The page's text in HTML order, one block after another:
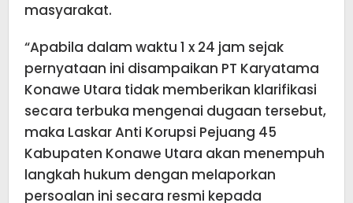
masyarakat.
“Apabila dalam waktu 1 x 24 jam sejak
pernyataan ini disampaikan PT Karyatama
Konawe Utara tidak memberikan klarifikasi
secara terbuka mengenai dugaan tersebut,
maka Laskar Anti Korupsi Pejuang 45
Kabupaten Konawe Utara akan menempuh
langkah hukum dengan melaporkan
persoalan ini secara resmi kepada